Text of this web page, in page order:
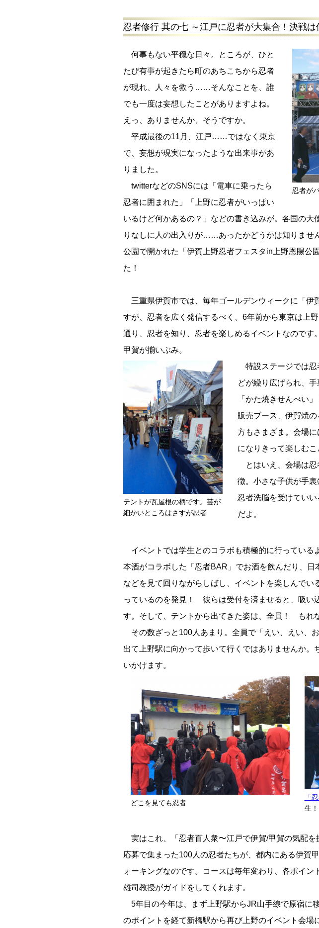
忍者修行 其の七 ～江戸に忍者が大集合！決戦は
忍者が
何事もない平穏な日々。ところが、ひと
たび有事が起きたら町のあちこちから忍者
が現れ、人々を救う……そんなことを、誰
でも一度は妄想したことがありますよね。
えっ、ありませんか、そうですか。
平成最後の11月、江戸……ではなく東京
で、妄想が現実になったような出来事があ
りました。
twitterなどのSNSには「電車に乗ったら
忍者に囲まれた」「上野に忍者がいっぱい
いるけど何かあるの？」などの書き込みが。各国の大
りなしに人の出入りが……あったかどうかは知りませ
公園で開かれた「伊賀上野忍者フェスタin上野恩賜公
た！
三重県伊賀市では、毎年ゴールデンウィークに「伊
すが、忍者を広く発信するべく、6年前から東京は上
通り、忍者を知り、忍者を楽しめるイベントなのです
甲賀が揃いぶみ。
テントが瓦屋根の柄です。芸が
細かいところはさすが忍者
特設ステージでは忍
どが繰り広げられ、
「かた焼きせんべい
販売ブース、伊賀焼
方もさまざま。会場
になりきって楽しむこ
とはいえ、会場は忍
徴。小さな子供が手
忍者洗脳を受けてい
だよ。
イベントでは学生とのコラボも積極的に行っている
本酒がコラボした「忍者BAR」でお酒を飲んだり、
などを見て回りながらしばし、イベントを楽しんで
っているのを発見！ 彼らは受付を済ませると、吸い
す。そして、テントから出てきた姿は、全員！ も
その数ざっと100人あまり。全員で「えい、えい、
出て上野駅に向かって歩いて行くではありませんか。
いかけます。
どこを見ても忍者
「
生
実はこれ、「忍者百人衆〜江戸で伊賀/甲賀の気配を
応募で集まった100人の忍者たちが、都内にある伊賀
ォーキングなのです。コースは毎年変わり、各ポイン
雄司教授がガイドをしてくれます。
5年目の今年は、まず上野駅からJR山手線で原宿に
のポイントを経て新橋駅から再び上野のイベント会場